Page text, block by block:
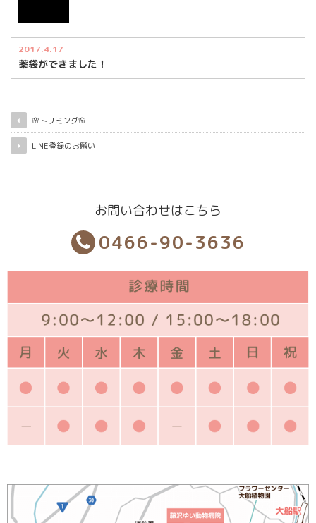
2017.4.17
薬袋ができました！
🌸トリミング🌸
LINE登録のお願い
お問い合わせはこちら
0466-90-3636